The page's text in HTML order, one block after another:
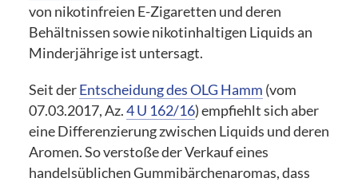
von nikotinfreien E-Zigaretten und deren
Behältnissen sowie nikotinhaltigen Liquids an
Minderjährige ist untersagt.
Seit derEntscheidung des OLG Hamm (vom
07.03.2017, Az.4 U 162/16) empfiehlt sich aber
eine Differenzierung zwischen Liquids und deren
Aromen. So verstoße der Verkauf eines
handelsüblichen Gummibärchenaromas, dass